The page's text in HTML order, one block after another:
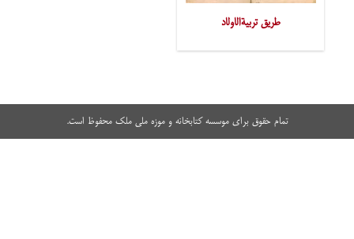
طریق تربیةالاولاد
تمام حقوق برای موسسه کتابخانه و موزه ملی ملک محفوظ است.